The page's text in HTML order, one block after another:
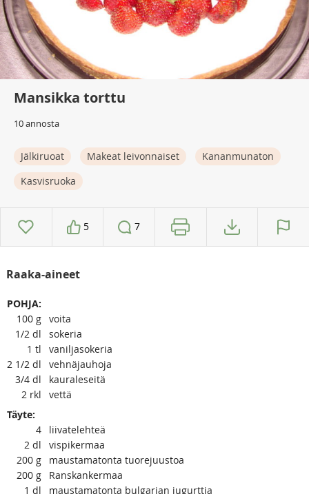
Mansikka torttu
10 annosta
Jälkiruoat Makeat leivonnaiset
Kananmunaton
Kasvisruoka
5 7
Raaka-aineet
POHJA:
100 g voita
1/2 dl
sokeria
1 tl
vaniljasokeria
2 1/2 dl
vehnäjauhoja
3/4 dl
kauraleseitä
2 rkl
vettä
Täyte:
4
liivatelehteä
2 dl
vispikermaa
200 g
maustamatonta tuorejuustoa
200 g
Ranskankermaa
1 dl
maustamatonta bulgarian jugurttia